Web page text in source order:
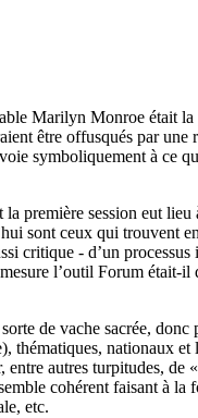
Marilyn Monroe était
être offusqués par une
symboliquement à ce
première session eut
sont ceux qui trouvent
critique - d’un
l’outil Forum
de vache sacrée, donc
nationaux
autres turpitudes,
cohérent faisant à la
etc.